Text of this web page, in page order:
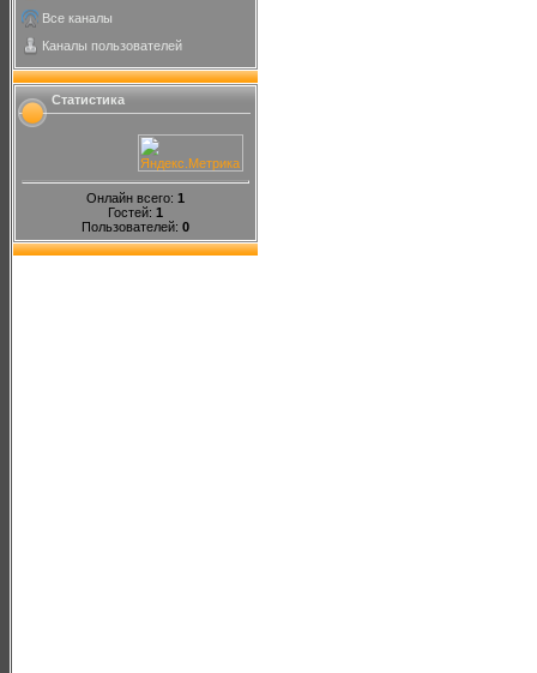
Все каналы
Каналы пользователей
Статистика
Онлайн всего: 1
Гостей: 1
Пользователей: 0